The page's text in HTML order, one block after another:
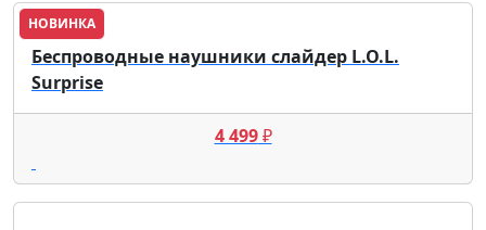
НОВИНКА
Беспроводные наушники слайдер L.O.L.
Surprise
4 499₽